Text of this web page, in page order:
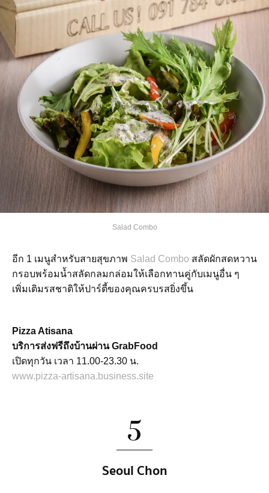
Salad Combo
อีก 1 เมนูสำหรับสายสุขภาพ Salad Combo สลัดผักสดหวาน
กรอบพร้อมน้ำสลัดกลมกล่อมให้เลือกทานคู่กับเมนูอื่น ๆ
เพิ่มเติมรสชาติให้ปาร์ตี้ของคุณครบรสยิ่งขึ้น
Pizza Atisana
บริการส่งฟรีถึงบ้านผ่าน GrabFood
เปิดทุกวัน เวลา 11.00-23.30 น.
www.pizza-artisana.business.site
5
Seoul Chon